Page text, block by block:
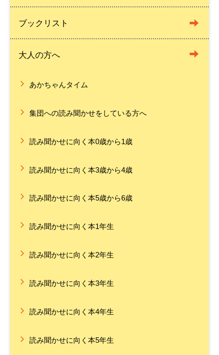
ブックリスト
大人の方へ
あかちゃんタイム
集団への読み聞かせをしている方へ
読み聞かせに向く本0歳から1歳
読み聞かせに向く本3歳から4歳
読み聞かせに向く本5歳から6歳
読み聞かせに向く本1年生
読み聞かせに向く本2年生
読み聞かせに向く本3年生
読み聞かせに向く本4年生
読み聞かせに向く本5年生